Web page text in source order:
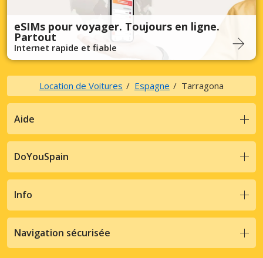
eSIMs pour voyager. Toujours en ligne.
Partout
Internet rapide et fiable
Location de Voitures Espagne Tarragona
Aide
DoYouSpain
Info
Navigation sécurisée